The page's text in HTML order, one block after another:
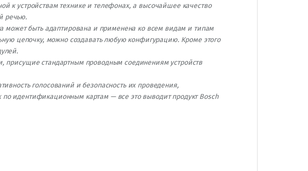
к устройствам технике и телефонах, а высочайшее качество
речью.
может быть адаптирована и применена ко всем видам и типам
цепочку, можно создавать любую конфигурацию. Кроме этого
присущие стандартным проводным соединениям устройств
голосований и безопасность их проведения,
идентификационным картам — все это выводит продукт Bosch